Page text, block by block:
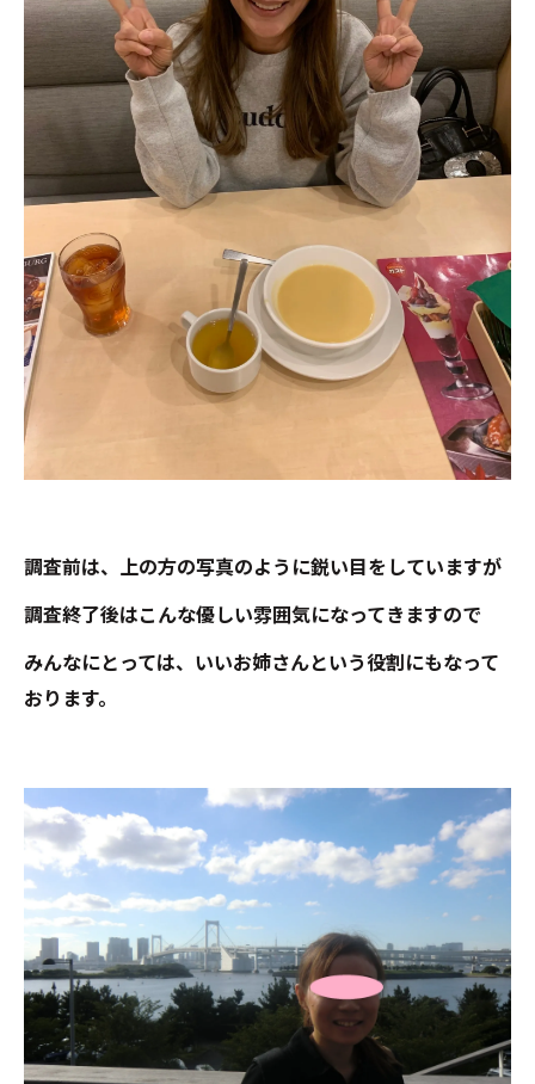
調査前は、上の方の写真のように鋭い目をしていますが
調査終了後はこんな優しい雰囲気になってきますので
みんなにとっては、いいお姉さんという役割にもなって
おります。